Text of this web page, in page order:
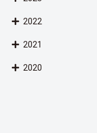
2022
2021
2020